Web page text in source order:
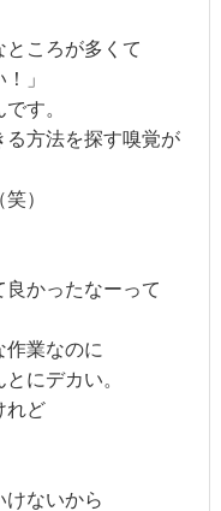
ころが多くて
」
す。
る方法を探す嗅覚が
）
かったなーって
作業なのに
にデカい。
れど
けないから